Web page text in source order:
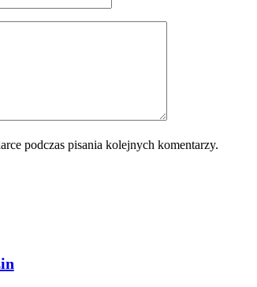
podczas pisania kolejnych komentarzy.